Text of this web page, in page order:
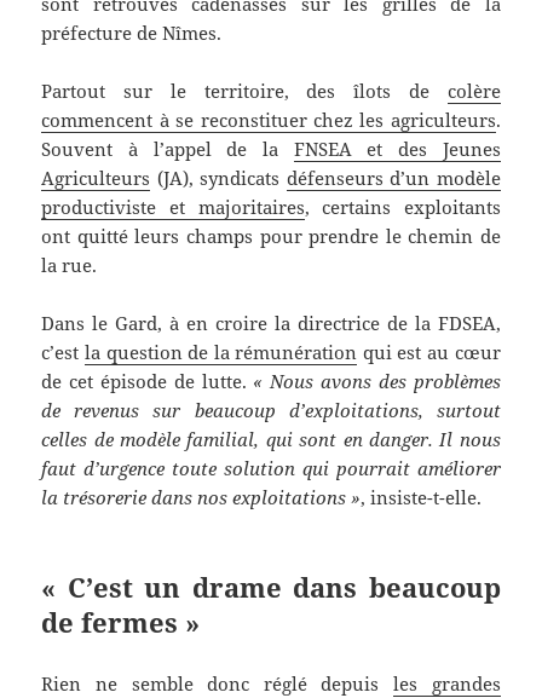
préfecture de Nîmes.
Partout sur le territoire, des îlots de colère
commencent à se reconstituer chez les agriculteurs.
Souvent à l’appel de la FNSEA et des Jeunes
Agriculteurs (JA), syndicats défenseurs d’un modèle
productiviste et majoritaires, certains exploitants
ont quitté leurs champs pour prendre le chemin de
la rue.
Dans le Gard, à en croire la directrice de la FDSEA,
c’estla question de la rémunération qui est au cœur
de cet épisode de lutte. « Nous avons des problèmes
de revenus sur beaucoup d’exploitations, surtout
celles de modèle familial, qui sont en danger. Il nous
faut d’urgence toute solution qui pourrait améliorer
la trésorerie dans nos exploitations », insiste-t-elle.
« C’est un drame dans beaucoup
de fermes »
Rien ne semble donc réglé depuis les grandes